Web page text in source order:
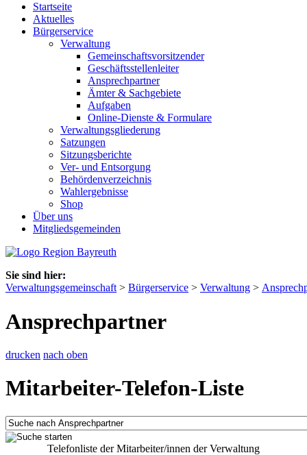
Startseite
Aktuelles
Bürgerservice
Verwaltung
Gemeinschaftsvorsitzender
Geschäftsstellenleiter
Ansprechpartner
Ämter & Sachgebiete
Aufgaben
Online-Dienste & Formulare
Verwaltungsgliederung
Satzungen
Sitzungsberichte
Ver- und Entsorgung
Behördenverzeichnis
Wahlergebnisse
Shop
Über uns
Mitgliedsgemeinden
Sie sind hier:
Verwaltungsgemeinschaft > Bürgerservice > Verwaltung >
Ansprechpartner
drucken nach oben
Mitarbeiter-Telefon-Liste
Telefonliste der Mitarbeiter/innen der Verwaltung